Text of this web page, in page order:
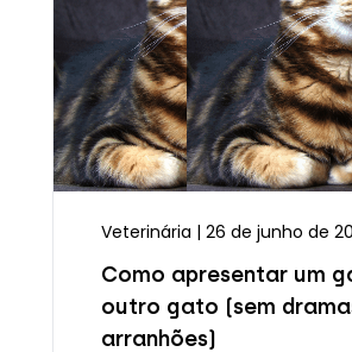
Veterinária | 26 de junho de
Como apresentar um
outro gato (sem
arranhões)